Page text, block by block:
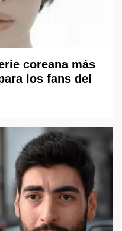
coreana más
los fans del